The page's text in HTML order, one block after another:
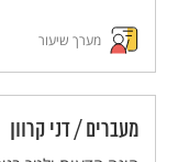
מערך שיעור
מעברים / דני קרוון